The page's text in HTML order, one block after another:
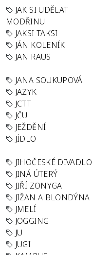
JAK SI UDĚLAT
MODŘINU
JAKSI TAKSI
JÁN KOLENÍK
JAN RAUS
JANA SOUKUPOVÁ
JAZYK
JCTT
JČU
JEŽDĚNÍ
JÍDLO
JIHOČESKÉ DIVADLO
JINÁ ÚTERÝ
JIŘÍ ZONYGA
JIŽAN A BLONDÝNA
JMELÍ
JOGGING
JU
JUGI